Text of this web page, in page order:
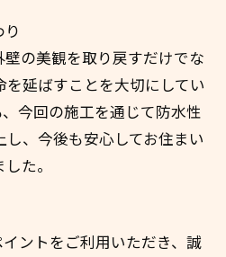
の美観を取り戻すだけでな
延ばすことを大切にしてい
今回の施工を通じて防水性
、今後も安心してお住まい
た。
ントをご利用いただき、誠